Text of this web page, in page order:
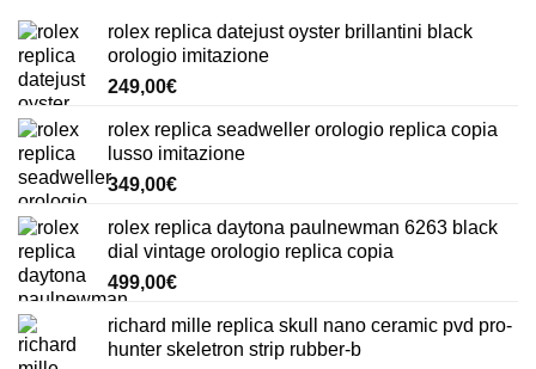
rolex replica datejust oyster brillantini black
orologio imitazione
249,00€
rolex replica seadweller orologio replica copia
lusso imitazione
349,00€
rolex replica daytona paulnewman 6263 black
dial vintage orologio replica copia
499,00€
richard mille replica skull nano ceramic pvd pro-
hunter skeletron strip rubber-b